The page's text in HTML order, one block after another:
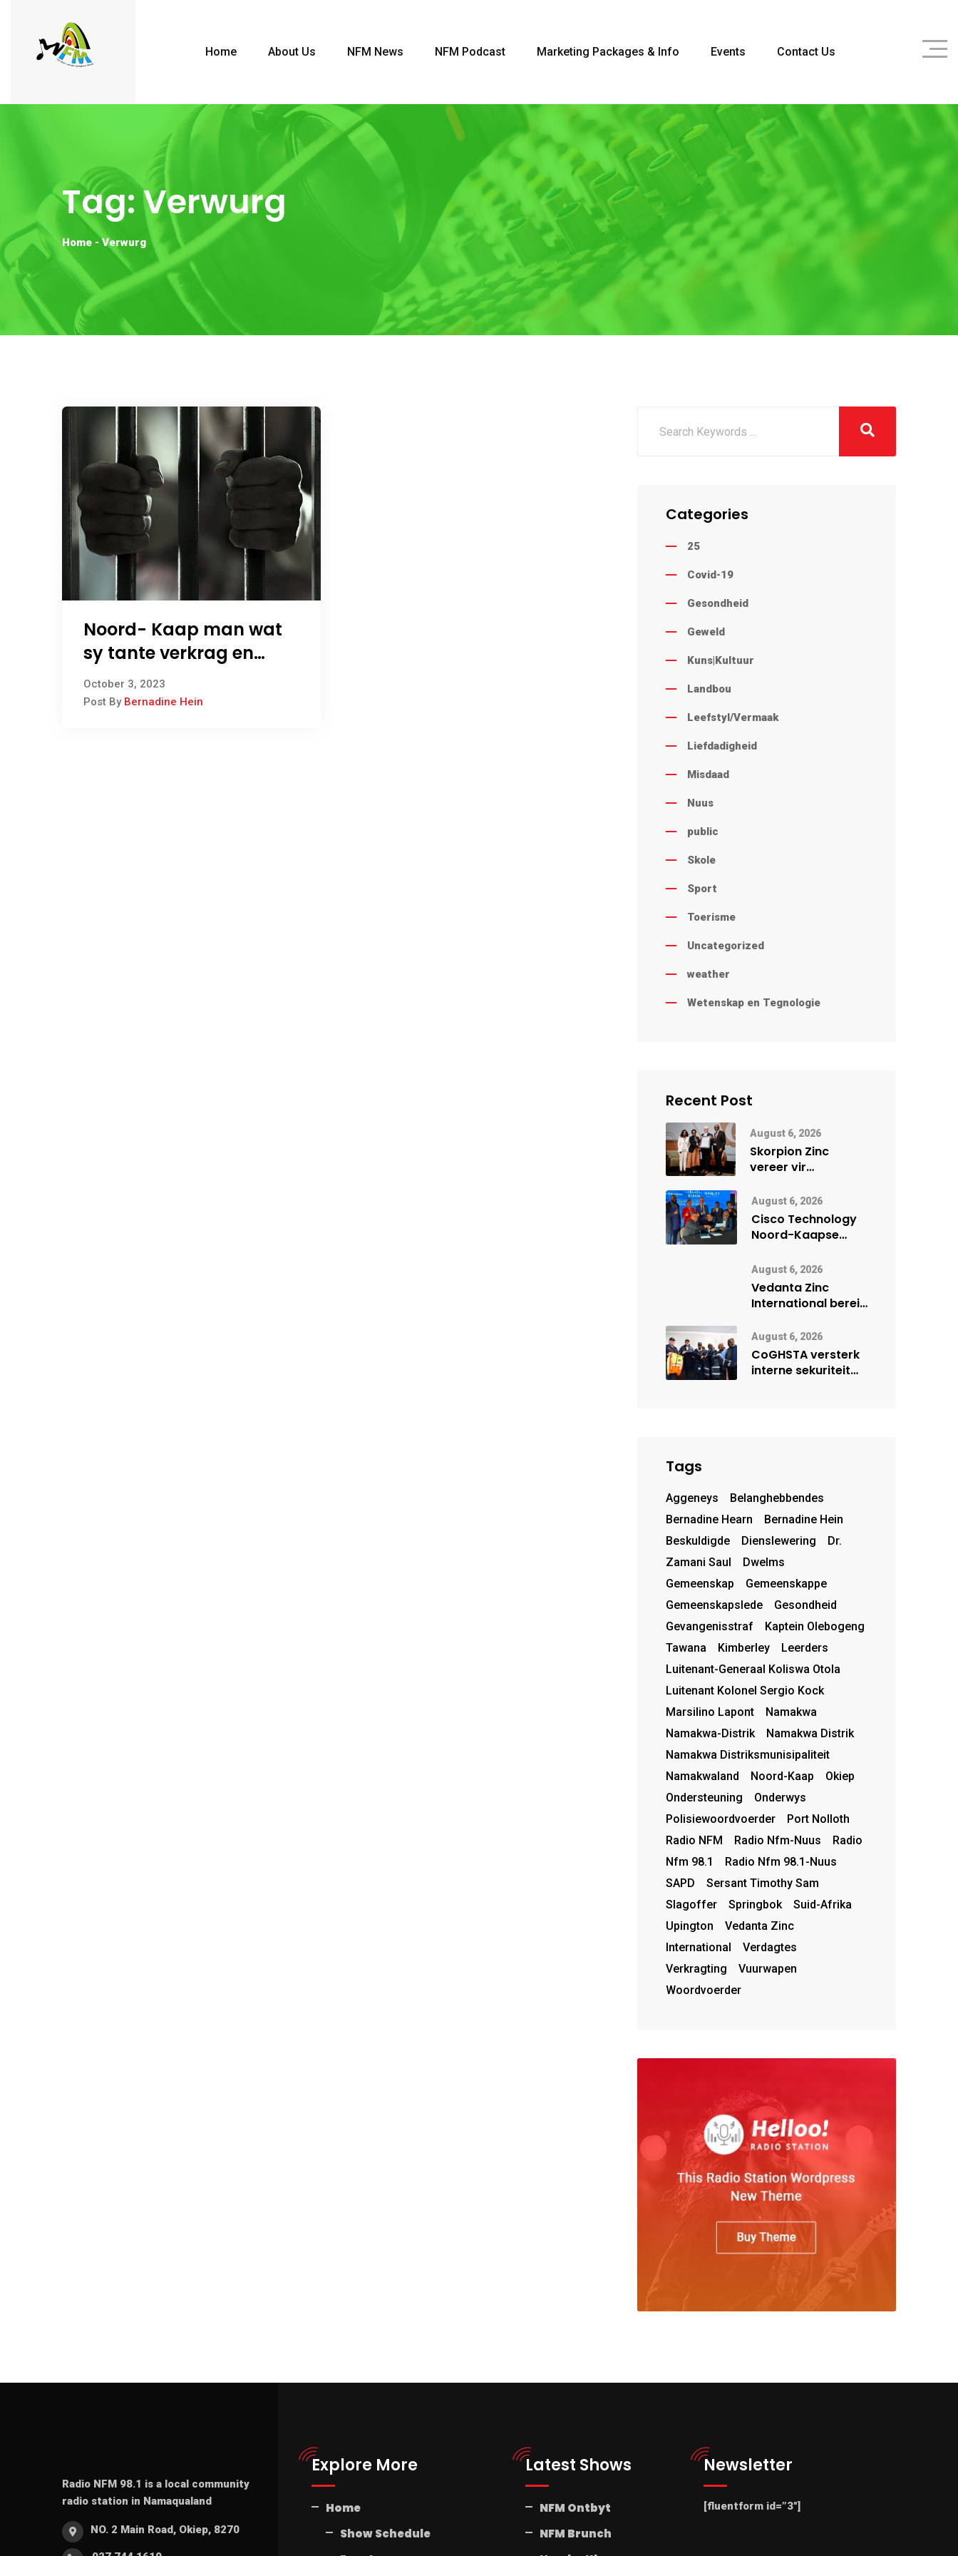
Home About Us NFM News NFM Podcast Marketing Packages & Info Events Contact Us
Tag:Verwurg
Home -Verwurg
Noord- Kaap man wat
sy tante verkrag en
beroof is tot
lewenslange tronkstraf
October 3, 2023
Post By Bernadine Hein
Categories
25
Covid-19
Gesondheid
Geweld
Kuns|Kultuur
Landbou
Leefstyl/Vermaak
Liefdadigheid
Misdaad
Nuus
public
Skole
Sport
Toerisme
Uncategorized
weather
Wetenskap en Tegnologie
Recent Post
August 6, 2026
Skorpion Zinc
vereer vir
veiligheidsprestasie
by Namibië Mynbou
Ekspo
August 6, 2026
Cisco Technology
Noord-Kaapse
digitale toekoms
deur Cisco-
vennootskap
August 6, 2026
Vedanta Zinc
International berei
vir moontlike
herbegin
August 6, 2026
CoGHSTA versterk
interne sekuriteit
Tags
Aggeneys
Belanghebbendes
Bernadine Hearn
Bernadine Hein
Beskuldigde
Dienslewering
Dr.
Zamani Saul
Dwelms
Gemeenskap
Gemeenskappe
Gemeenskapslede
Gesondheid
Gevangenisstraf
Kaptein Olebogeng
Tawana
Kimberley
Leerders
Luitenant-Generaal Koliswa Otola
Luitenant Kolonel Sergio Kock
Marsilino Lapont
Namakwa
Namakwa-Distrik
Namakwa Distrik
Namakwa Distriksmunisipaliteit
Namakwaland
Noord-Kaap
Okiep
Ondersteuning
Onderwys
Polisiewoordvoerder
Port Nolloth
Radio NFM
Radio Nfm-Nuus
Radio
Nfm 98.1
Radio Nfm 98.1-Nuus
SAPD
Sersant Timothy Sam
Slagoffer
Springbok
Suid-Afrika
Upington
Vedanta Zinc
International
Verdagtes
Verkragting
Vuurwapen
Woordvoerder
Radio NFM 98.1 is a local community
radio station in Namaqualand
NO. 2 Main Road, Okiep, 8270
Explore More
Home
Show Schedule
Latest Shows
NFM Ontbyt
NFM Brunch
Newsletter
[fluentform id=”3″]